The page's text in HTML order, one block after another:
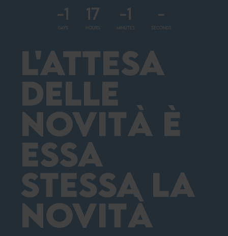
-1
DAYS
17
HOURS
-1
MINUTES
-
SECONDS
L'ATTESA
DELLE
NOVITÀ È
ESSA
STESSA LA
NOVITÀ